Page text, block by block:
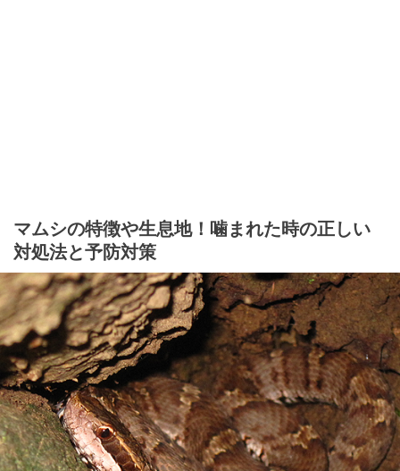
マムシの特徴や生息地！噛まれた時の正しい
対処法と予防対策